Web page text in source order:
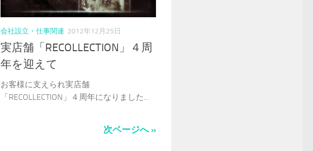
会社設立・仕事関連 2012年12月25日
実店舗「RECOLLECTION」４周
年を迎えて
お客様に支えられ実店舗
「RECOLLECTION」４周年になりました...
次ページへ »